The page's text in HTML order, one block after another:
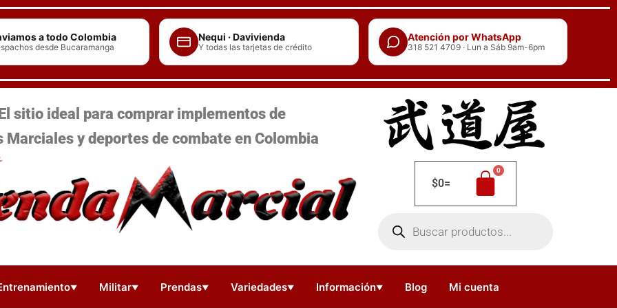
a todo Colombia
desde Bucaramanga
Nequi · Davivienda
Y todas las tarjetas de crédito
Atención por WhatsApp
318 521 4709 · Lun a Sáb 9am-6pm
sitio ideal para comprar implementos de
Marciales y deportes de combate en Colombia
$0=
productos
▼ Militar▼ Prendas▼ Variedades▼ Información▼ Blog Mi cuenta